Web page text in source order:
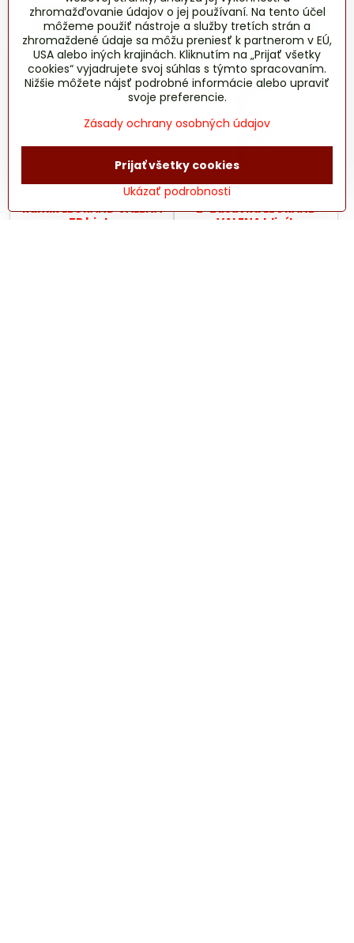
Do košíka Do košíka
Rámik LEGRAND VALENA
5P biely
2-Zásuvka LEGRAND
VALENA hliník
zhromažďovanie údajov o jej používaní. Na tento účel
môžeme použiť nástroje a služby tretích strán a
zhromaždené údaje sa môžu preniesť k partnerom v EÚ,
USA alebo iných krajinách. Kliknutím na „Prijať všetky
cookies“ vyjadrujete svoj súhlas s týmto spracovaním.
Nižšie môžete nájsť podrobné informácie alebo upraviť
svoje preferencie.
Zásady ochrany osobných údajov
Ukázať podrobnosti
Prijať všetky cookies